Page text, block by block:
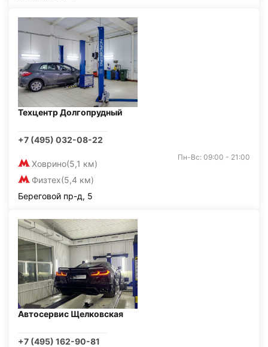
Техцентр Долгопрудный
+7 (495) 032-08-22
Ховрино(5,1 км)
Физтех(5,4 км)
Пн-Вс: 09:00 - 21:00
Береговой пр-д, 5
Автосервис Щелковская
+7 (495) 162-90-81